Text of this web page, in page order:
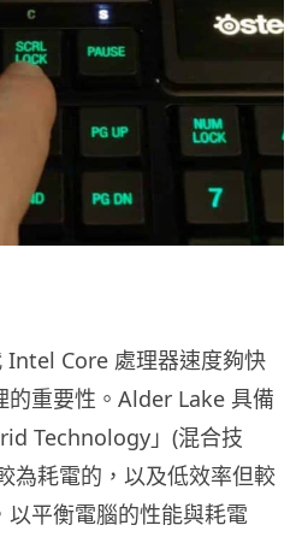
Intel Core 處理器速度夠快
的重要性。Alder Lake 具備
Technology」(混合技
為耗電的，以及低效率但較
以平衡電腦的性能與耗電